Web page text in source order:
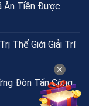
Ăn Tiền Được
Thế Giới Giải Trí
Đòn Tấn Công
✕